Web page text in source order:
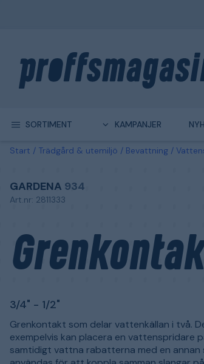
SORTIMENT KAMPANJER
Start Trädgård & utemiljö Bevattning
GARDENA 934
Art.nr: 2811333
3/4" - 1/2"
Grenkontakt som delar vattenkällan i två.
exempelvis kan placera en vattenspridare
samtidigt vattna rabatterna med en annan